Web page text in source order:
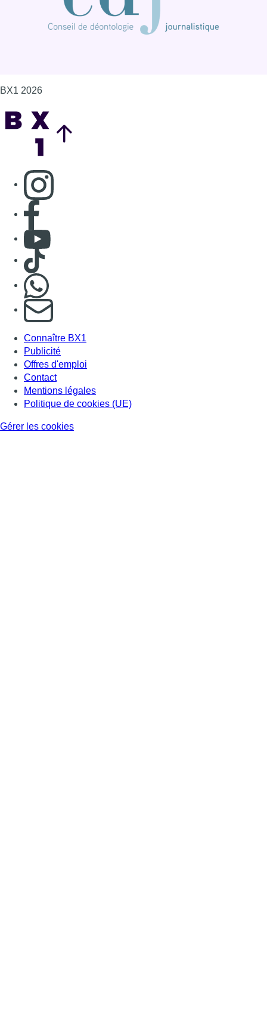
BX1 2026
Consulter page Instagram
Consulter page Facebook
Consulter Youtube
Consulter TikTok
S'abonner à notre newsletter
Connaître BX1
Publicité
Offres d'emploi
Contact
Mentions légales
Politique de cookies (UE)
Gérer les cookies